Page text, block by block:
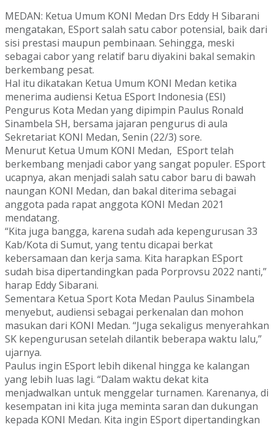
MEDAN: Ketua Umum KONI Medan Drs Eddy H Sibarani
mengatakan, ESport salah satu cabor potensial, baik dari
sisi prestasi maupun pembinaan. Sehingga, meski
sebagai cabor yang relatif baru diyakini bakal semakin
berkembang pesat.
Hal itu dikatakan Ketua Umum KONI Medan ketika
menerima audiensi Ketua ESport Indonesia (ESI)
Pengurus Kota Medan yang dipimpin Paulus Ronald
Sinambela SH, bersama jajaran pengurus di aula
Sekretariat KONI Medan, Senin (22/3) sore.
Menurut Ketua Umum KONI Medan, ESport telah
berkembang menjadi cabor yang sangat populer. ESport
ucapnya, akan menjadi salah satu cabor baru di bawah
naungan KONI Medan, dan bakal diterima sebagai
anggota pada rapat anggota KONI Medan 2021
mendatang.
“Kita juga bangga, karena sudah ada kepengurusan 33
Kab/Kota di Sumut, yang tentu dicapai berkat
kebersamaan dan kerja sama. Kita harapkan ESport
sudah bisa dipertandingkan pada Porprovsu 2022 nanti,”
harap Eddy Sibarani.
Sementara Ketua Sport Kota Medan Paulus Sinambela
menyebut, audiensi sebagai perkenalan dan mohon
masukan dari KONI Medan. “Juga sekaligus menyerahkan
SK kepengurusan setelah dilantik beberapa waktu lalu,”
ujarnya.
Paulus ingin ESport lebih dikenal hingga ke kalangan
yang lebih luas lagi. “Dalam waktu dekat kita
menjadwalkan untuk menggelar turnamen. Karenanya, di
kesempatan ini kita juga meminta saran dan dukungan
kepada KONI Medan. Kita ingin ESport dipertandingkan